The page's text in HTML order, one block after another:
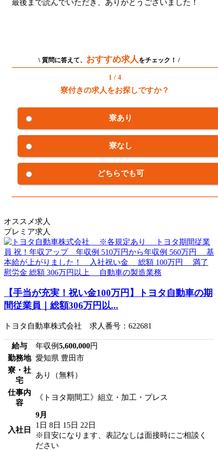
最後まで読んでいただき、ありがとうございました！
\ 質問に答えて、 おすすめ求人 をチェック！ /
1 / 4
寮付きの求人をお探しですか？
寮あり
寮なし
どちらでも可
オススメ求人
プレミア求人
【手当が充実！祝い金100万円】トヨタ自動車の期
間従業員｜総額306万円以...
トヨタ自動車株式会社 求人番号：622681
給与 年収例5,600,000円
勤務地 愛知県 豊田市
寮・社
宅
あり（無料）
仕事内
容
《トヨタ期間工》組立・加工・プレス
入社日
9月
1日 8日 15日 22日
※目安になります、表記なしは面接時にご相談く
ださい